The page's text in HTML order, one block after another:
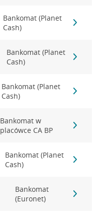
Bankomat (Planet
Cash)
Bankomat (Planet
Cash)
Bankomat (Planet
Cash)
Bankomat w
placówce CA BP
Bankomat (Planet
Cash)
Bankomat
(Euronet)